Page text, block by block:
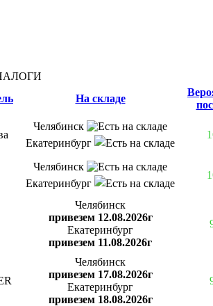
На складе
Челябинск
Екатеринбург
Челябинск
Екатеринбург
Челябинск
привезем 12.08.2026г
Екатеринбург
привезем 11.08.2026г
Челябинск
привезем 17.08.2026г
Екатеринбург
привезем 18.08.2026г